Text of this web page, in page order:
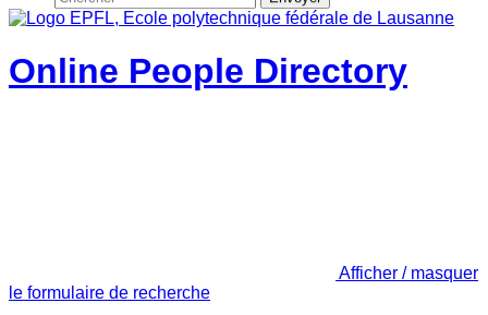
Online People Directory
Afficher / masquer
le formulaire de recherche